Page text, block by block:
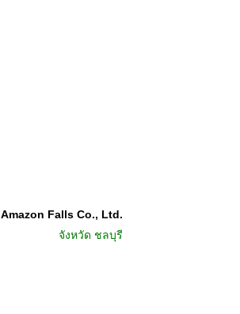
Amazon Falls Co., Ltd.
จังหวัด ชลบุรี